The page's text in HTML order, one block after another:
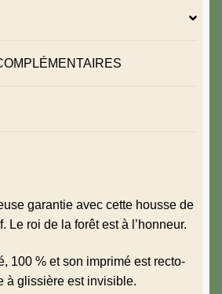
garantie avec cette housse de
Le roi de la forêt est à l’honneur.
100 % et son imprimé est recto-
à glissière est invisible.